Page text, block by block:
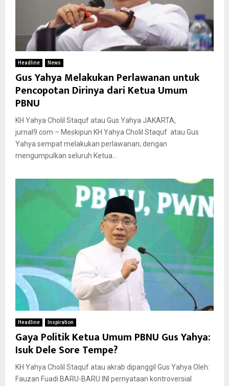
Headline News
Gus Yahya Melakukan Perlawanan untuk
Pencopotan Dirinya dari Ketua Umum
PBNU
KH Yahya Cholil Staquf atau Gus Yahya JAKARTA,
jurnal9.com – Meskipun KH Yahya Cholil Staquf atau Gus
Yahya sempat melakukan perlawanan; dengan
mengumpulkan seluruh Ketua...
Headline Inspiration
Gaya Politik Ketua Umum PBNU Gus Yahya:
Isuk Dele Sore Tempe?
KH Yahya Cholil Staquf atau akrab dipanggil Gus Yahya Oleh:
Fauzan Fuadi BARU-BARU INI pernyataan kontroversial